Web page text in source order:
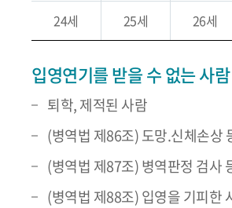
24세 25세 26세
입영연기를 받을 수 없는 사람
퇴학, 제적된 사람
(병역법 제86조) 도망.신체손상
(병역법 제87조) 병역판정 검사
(병역법 제88조) 입영을 기피한